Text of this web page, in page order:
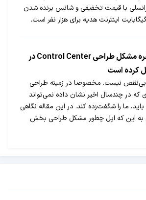
با قیمت تخفیفی و شانس برنده شدن
اپل بالاخره مشکل طراحی Control Center در
بی‌نقص نیست. مخصوصا در زمینه طراحی
که در چندسال اخیر نشان داده نمی‌تواند
ما را شگفت‌زده کند. در این مقاله نگاهی
به این که اپل چطور مشکل طراحی بخش